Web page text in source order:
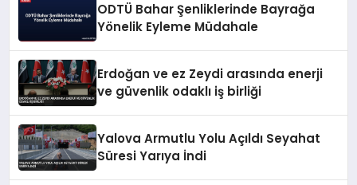
ODTÜ Bahar Şenliklerinde Bayrağa
Yönelik Eyleme Müdahale
Erdoğan ve ez Zeydi arasında enerji
ve güvenlik odaklı iş birliği
Yalova Armutlu Yolu Açıldı Seyahat
Süresi Yarıya İndi